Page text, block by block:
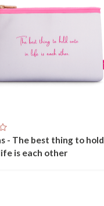
- The best thing to hold
is each other